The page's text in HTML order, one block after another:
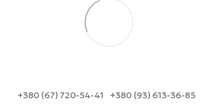
+380 (67) 720-54-41 +380 (93) 613-36-85